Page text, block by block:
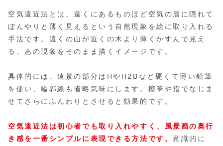
空気遠近法とは、遠くにあるものほど空気の層に隠れて
ぼんやりと薄く見えるという自然現象を絵に取り入れる
手法です。遠くの山が近くの木より薄くかすんで見え
る、あの現象をそのまま描くイメージです。
具体的には、遠景の部分はHやH2Bなど硬くて薄い鉛筆
を使い、輪郭線も省略気味にします。擦筆や指でなじま
せてさらにふんわりとさせると効果的です。
空気遠近法は初心者でも取り入れやすく、風景画の奥行
き感を一番シンプルに表現できる方法です。意識的に